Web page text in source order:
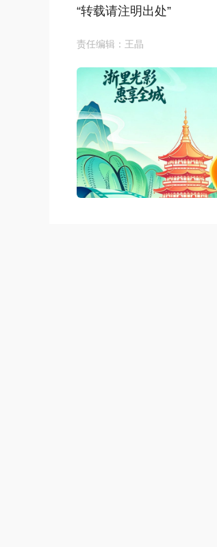
“转载请注明出处”
责任编辑：王晶